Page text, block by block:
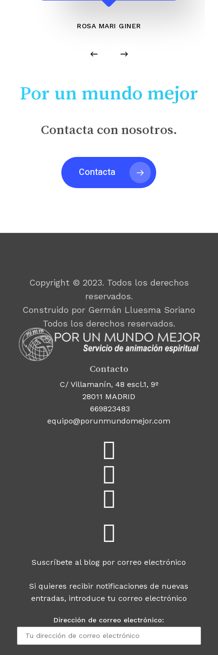
ROSA MARI GINER
Por un mundo mejor
Contacta con nosotros.
Contacta
Copyright © 2023. Todos los derechos
reservados.
Construido por Germán Lluesma Soriano
Todos los derechos reservados.
Contacto
C/ Villamanín, 48 escl.1, 9º
28011 MADRID
669823483
equipo@porunmundomejor.com
Suscríbete al blog por correo electrónico
Si quieres recibir notificaciones de nuevas
entradas, introduce tu correo electrónico
Dirección de correo electrónico: